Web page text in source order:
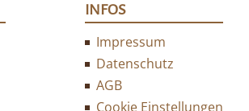
INFOS
Impressum
Datenschutz
AGB
Cookie Einstellungen